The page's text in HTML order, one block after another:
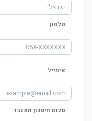
טלפון
אימייל
סכום חיסכון מצטבר